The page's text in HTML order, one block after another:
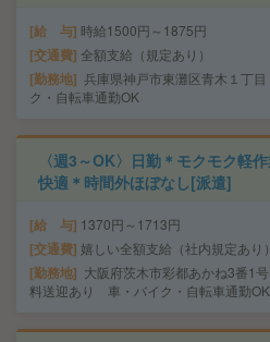
給 与 時給1500円～1875円
交通費 全額支給（規定あり）
勤務地 兵庫県神戸市東灘区青木１丁目
ク・自転車通勤OK
〈週3～OK〉日勤＊モクモク軽
快適＊時間外ほぼなし[派遣]
給 与 1370円～1713円
交通費 嬉しい全額支給（社内規定あり）
勤務地
大阪府茨木市彩都あかね3番1
料送迎あり 車・バイク・自転車通勤OK